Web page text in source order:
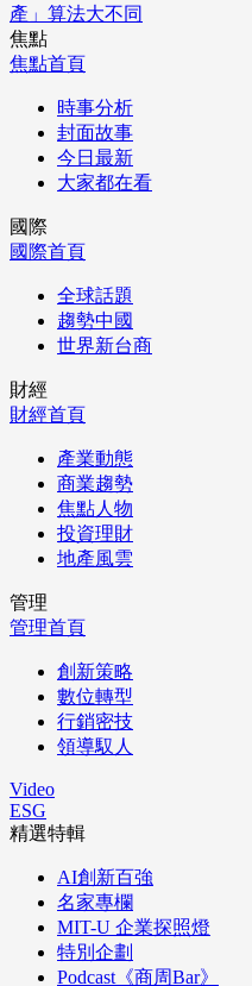
產」算法大不同
焦點
焦點首頁
時事分析
封面故事
今日最新
大家都在看
國際
國際首頁
全球話題
趨勢中國
世界新台商
財經
財經首頁
產業動態
商業趨勢
焦點人物
投資理財
地產風雲
管理
管理首頁
創新策略
數位轉型
行銷密技
領導馭人
Video
ESG
精選特輯
AI創新百強
名家專欄
MIT-U 企業探照燈
特別企劃
Podcast《商周Bar》